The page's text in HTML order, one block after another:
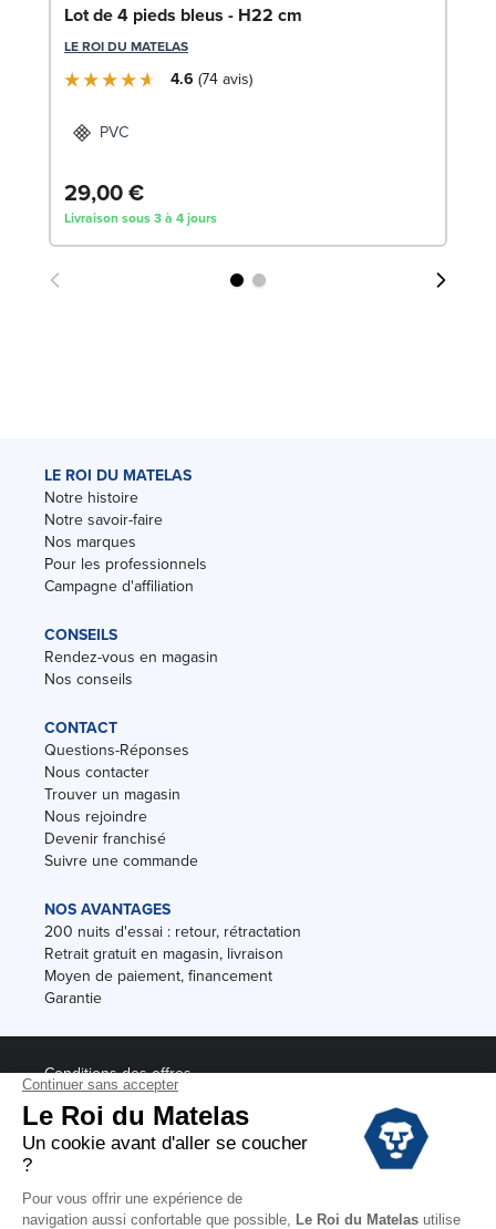
Lot de 4 pieds bleus - H22 cm
LE ROI DU MATELAS
4.6 74avis
PVC
29,00 €
Livraison sous 3 à 4 jours
LE ROI DU MATELAS
Notre histoire
Notre savoir-faire
Nos marques
Pour les professionnels
Campagne d'affiliation
CONSEILS
Rendez-vous en magasin
Nos conseils
CONTACT
Questions-Réponses
Nous contacter
Trouver un magasin
Nous rejoindre
Devenir franchisé
Suivre une commande
NOS AVANTAGES
200 nuits d'essai : retour, rétractation
Retrait gratuit en magasin, livraison
Moyen de paiement, financement
Garantie
Conditions des offres
Black Friday
Destockage
Soldes
Conditions Générales de vente magasin